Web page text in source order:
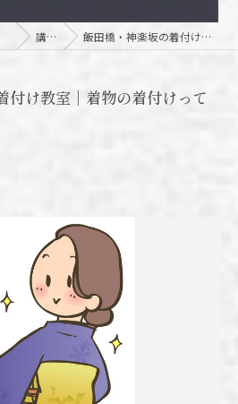
講師日記 飯田橋・神楽坂の着付け教室｜着物の着付けって苦しいの？
付け教室｜着物の着付けって